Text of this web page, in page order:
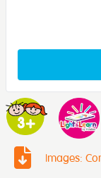
Images: